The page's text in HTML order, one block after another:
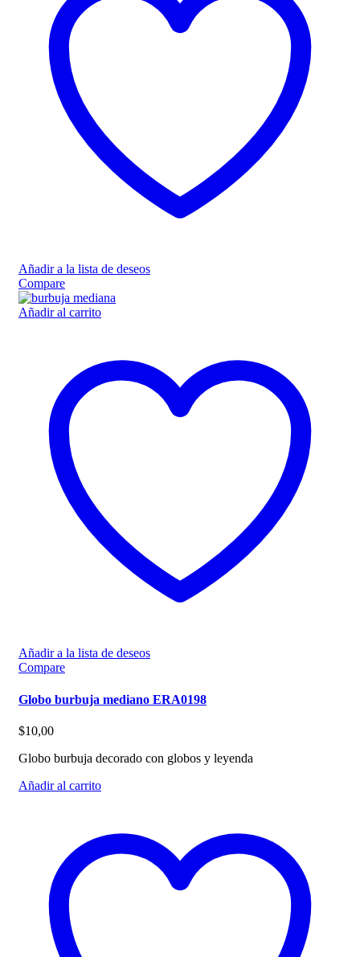
Añadir a la lista de deseos
Compare
Añadir al carrito
Añadir a la lista de deseos
Compare
Globo burbuja mediano ERA0198
$10,00
Globo burbuja decorado con globos y leyenda
Añadir al carrito